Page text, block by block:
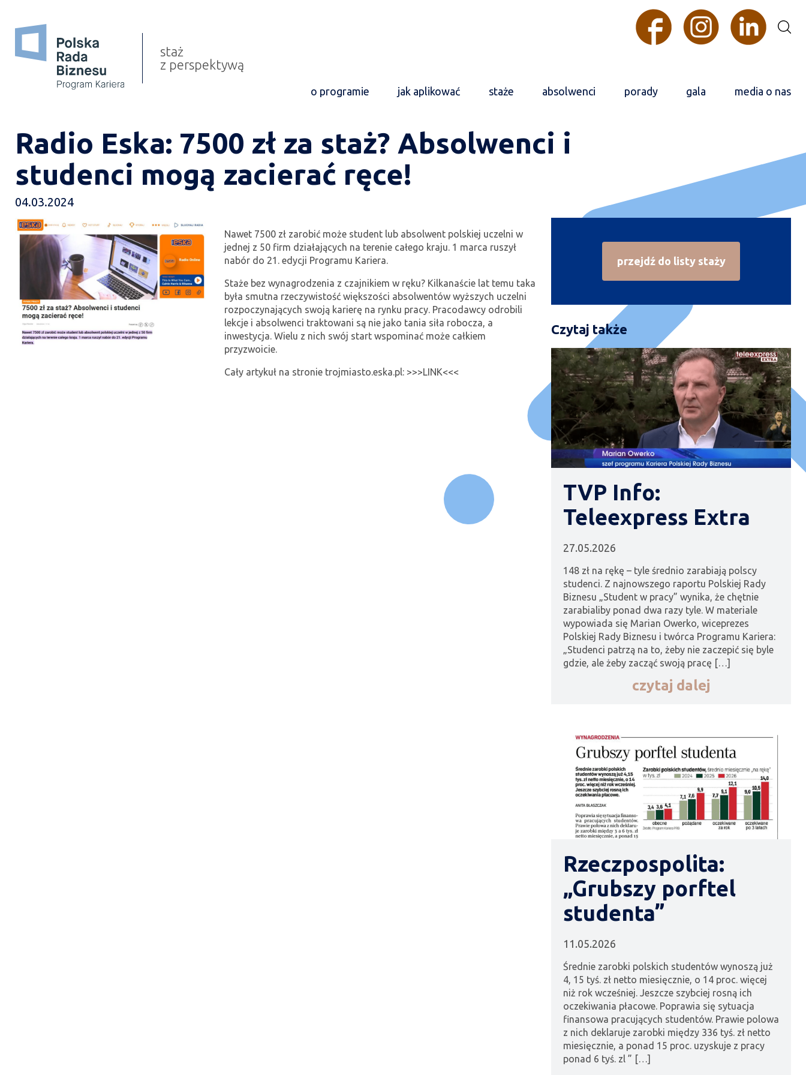
staż
z perspektywą
o programie jak aplikować staże absolwenci porady gala media o nas
Radio Eska: 7500 zł za staż? Absolwenci i
studenci mogą zacierać ręce!
04.03.2024
Nawet 7500 zł zarobić może student lub absolwent polskiej uczelni w
jednej z 50 firm działających na terenie całego kraju. 1 marca ruszył
nabór do 21. edycji Programu Kariera.
Staże bez wynagrodzenia z czajnikiem w ręku? Kilkanaście lat temu taka
była smutna rzeczywistość większości absolwentów wyższych uczelni
rozpoczynających swoją karierę na rynku pracy. Pracodawcy odrobili
lekcje i absolwenci traktowani są nie jako tania siła robocza, a
inwestycja. Wielu z nich swój start wspominać może całkiem
przyzwoicie.
Cały artykuł na stronie trojmiasto.eska.pl: >>>LINK<<<
przejdź do listy staży
Czytaj także
TVP Info:
Teleexpress Extra
27.05.2026
148 zł na rękę – tyle średnio zarabiają polscy
studenci. Z najnowszego raportu Polskiej Rady
Biznesu „Student w pracy” wynika, że chętnie
zarabialiby ponad dwa razy tyle. W materiale
wypowiada się Marian Owerko, wiceprezes
Polskiej Rady Biznesu i twórca Programu Kariera:
„Studenci patrzą na to, żeby nie zaczepić się byle
gdzie, ale żeby zacząć swoją pracę […]
czytaj dalej
Rzeczpospolita:
„Grubszy porftel
studenta”
11.05.2026
Średnie zarobki polskich studentów wynoszą już
4, 15 tyś. zł netto miesięcznie, o 14 proc. więcej
niż rok wcześniej. Jeszcze szybciej rosną ich
oczekiwania płacowe. Poprawia się sytuacja
finansowa pracujących studentów. Prawie polowa
z nich deklaruje zarobki między 336 tyś. zł netto
miesięcznie, a ponad 15 proc. uzyskuje z pracy
ponad 6 tyś. zl ” […]
o programie
jak aplikować
gala
media o nas